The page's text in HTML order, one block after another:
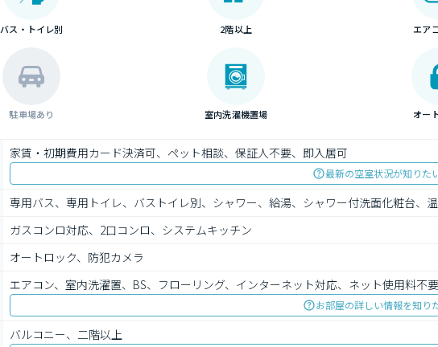
バス・トイレ別 2階以上 エア
駐車場あり 室内洗濯機置場 オー
家賃・初期費用カード決済可、ペット相談、保証人不要、即入居可
最新の空室状況が知りた
専用バス、専用トイレ、バストイレ別、シャワー、給湯、シャワー付洗面化粧台、
ガスコンロ対応、2口コンロ、システムキッチン
オートロック、防犯カメラ
エアコン、室内洗濯置、BS、フローリング、インターネット対応、ネット使用料
お部屋の詳しい情報を知り
バルコニー、二階以上